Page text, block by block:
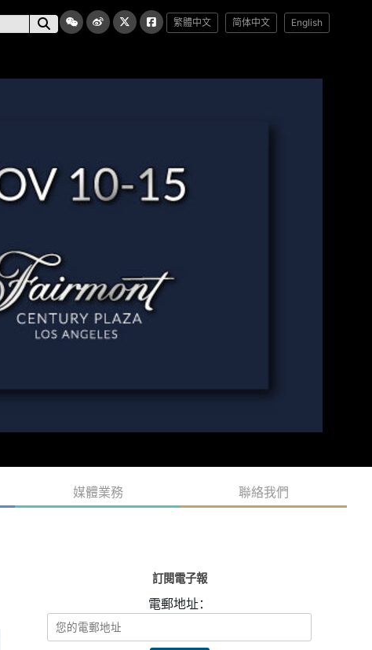
繁體中文 简体中文 English
媒體業務 聯絡我們
訂閱電子報
電郵地址：